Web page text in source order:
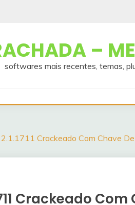
–
softwares mais recentes, temas,
Crackeado Com Chave
Crackeado